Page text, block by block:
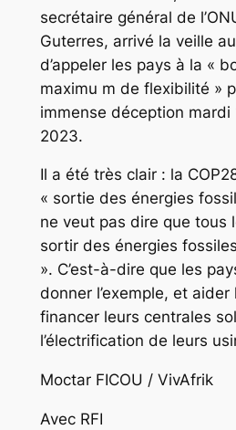
secrétaire général de
Guterres, arrivé la veille
d’appeler les pays à la «
maximu m de flexibilité »
immense déception mardi
2023.
Il a été très clair : la
« sortie des énergies
ne veut pas dire que tous
sortir des énergies
». C’est-à-dire que les
donner l’exemple, et
financer leurs centrales
l’électrification de leurs
Moctar FICOU / VivAfrik
Avec RFI